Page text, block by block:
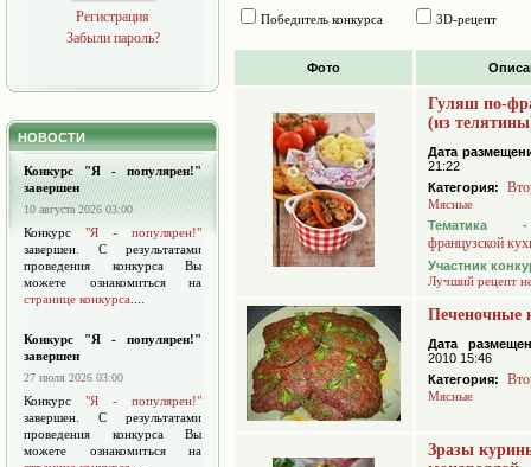
Регистрация
Забыли пароль?
НОВОСТИ
Конкурс "Я - популярен!"
завершен
10 августа 2026 03:00
Конкурс "Я - популярен!"
завершен. С результатами
проведения конкурса Вы
можете ознакомиться на
странице конкурса
Конкурс "Я - популярен!"
завершен
27 июля 2026 03:00
Конкурс "Я - популярен!"
завершен. С результатами
проведения конкурса Вы
можете ознакомиться на
Победитель конкурса 3D-рецепт
Фото
Гуляш по-
(из
Дата
21:22
Категория:
Мясные
французской
Участник
Лучший рецепт
Печеночные
Дата
2010 15:46
Категория:
Мясные
Зразы